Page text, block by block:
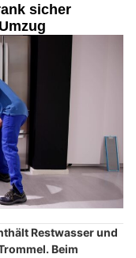
sicher
Restwasser und
Beim